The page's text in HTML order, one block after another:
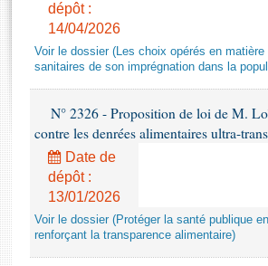
Rapports d'information
Rapports d'enquête
Rapports législatifs
Rapports sur l'application des lois
Baromètre de l’application des lois
Dossiers législatifs
Questions écrites et orales
Anciennes législatures
Liens vers les sites publics
dépôt :
14/04/2026
Voir le dossier (Les choix opérés en
sanitaires de son imprégnation dans la
N° 2326 - Proposition de loi de M.
contre les denrées alimentaires ultra-
Date de
dépôt :
13/01/2026
Voir le dossier (Protéger la santé publique
renforçant la transparence alimentaire)